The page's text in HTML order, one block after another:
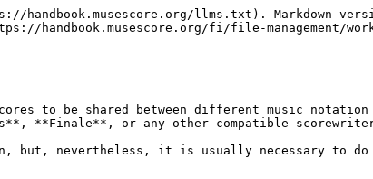
llms.txt). Markdown
handbook.musescore.org/fi/file-management/
to be shared between different music notation
**Finale**, or any other compatible
but, nevertheless, it is usually necessary to do